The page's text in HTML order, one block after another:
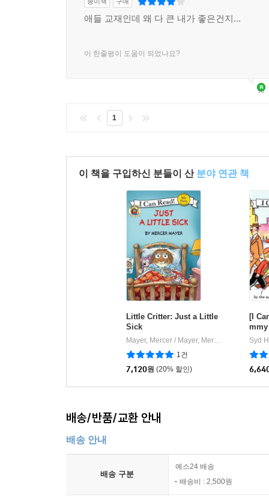
애들 교재인데 왜 다 큰 내가 좋은건지...
이 한줄평이 도움이 되었나요?
1
이 책을 구입하신 분들이 산 분야 연관 책
Little Critter: Just a Little
Sick
Mayer, Mercer / Mayer, Mercer
1건
7,120원 (20% 할인)
[I
mmy
Syd
배송/반품/교환 안내
배송 안내
배송 구분
예스24 배송
배송비 : 2,500원